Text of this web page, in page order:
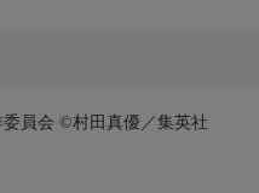
員会 ©村田真優／集英社